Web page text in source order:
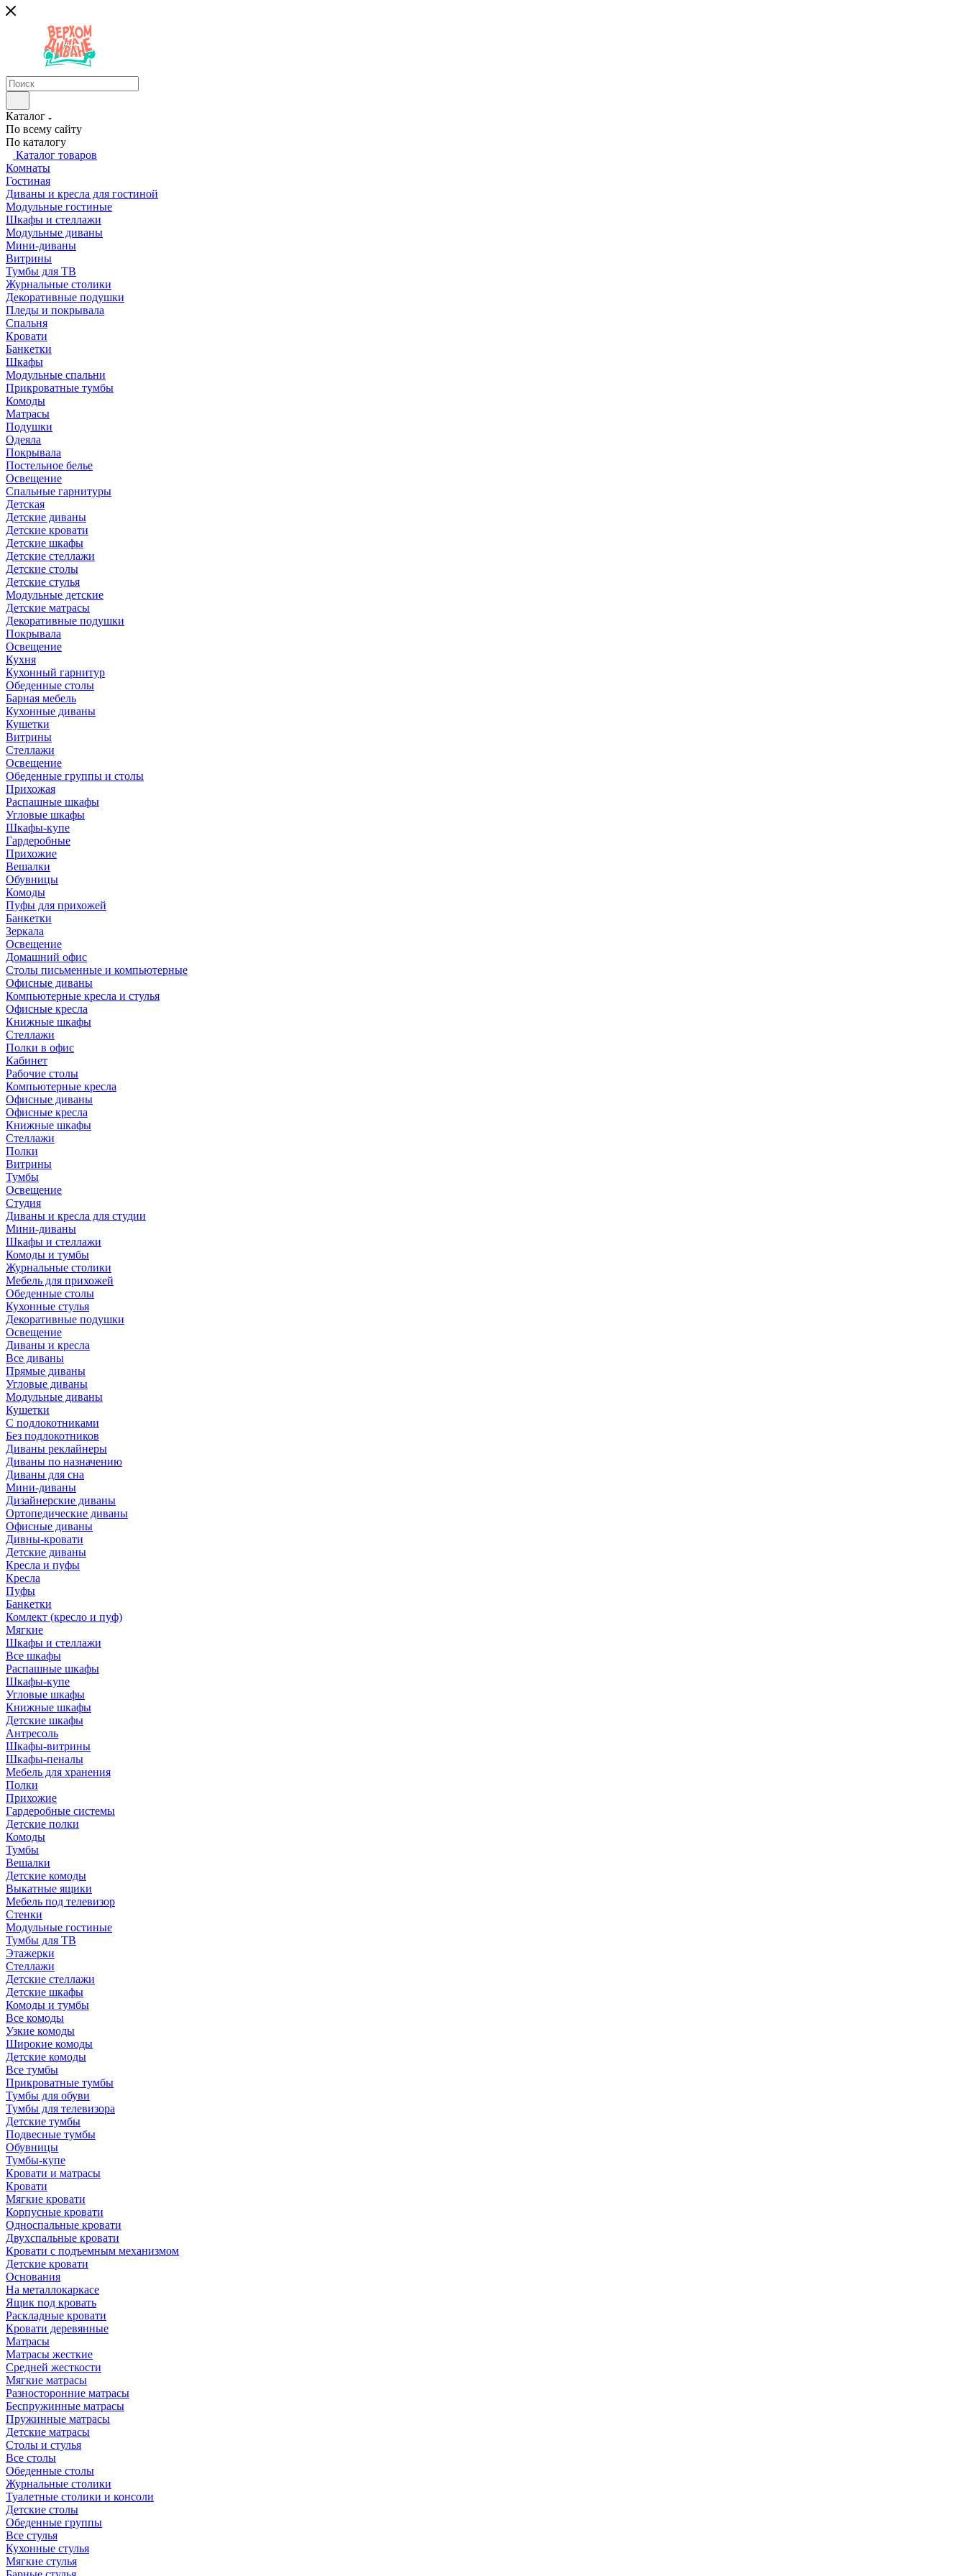
Каталог
По всему сайту
По каталогу
Каталог товаров
Комнаты
Гостиная
Диваны и кресла для гостиной
Модульные гостиные
Шкафы и стеллажи
Модульные диваны
Мини-диваны
Витрины
Тумбы для ТВ
Журнальные столики
Декоративные подушки
Пледы и покрывала
Спальня
Кровати
Банкетки
Шкафы
Модульные спальни
Прикроватные тумбы
Комоды
Матрасы
Подушки
Одеяла
Покрывала
Постельное белье
Освещение
Спальные гарнитуры
Детская
Детские диваны
Детские кровати
Детские шкафы
Детские стеллажи
Детские столы
Детские стулья
Модульные детские
Детские матрасы
Декоративные подушки
Покрывала
Освещение
Кухня
Кухонный гарнитур
Обеденные столы
Барная мебель
Кухонные диваны
Кушетки
Витрины
Стеллажи
Освещение
Обеденные группы и столы
Прихожая
Распашные шкафы
Угловые шкафы
Шкафы-купе
Гардеробные
Прихожие
Вешалки
Обувницы
Комоды
Пуфы для прихожей
Банкетки
Зеркала
Освещение
Домашний офис
Столы письменные и компьютерные
Офисные диваны
Компьютерные кресла и стулья
Офисные кресла
Книжные шкафы
Стеллажи
Полки в офис
Кабинет
Рабочие столы
Компьютерные кресла
Офисные диваны
Офисные кресла
Книжные шкафы
Стеллажи
Полки
Витрины
Тумбы
Освещение
Студия
Диваны и кресла для студии
Мини-диваны
Шкафы и стеллажи
Комоды и тумбы
Журнальные столики
Мебель для прихожей
Обеденные столы
Кухонные стулья
Декоративные подушки
Освещение
Диваны и кресла
Все диваны
Прямые диваны
Угловые диваны
Модульные диваны
Кушетки
С подлокотниками
Без подлокотников
Диваны реклайнеры
Диваны по назначению
Диваны для сна
Мини-диваны
Дизайнерские диваны
Ортопедические диваны
Офисные диваны
Дивны-кровати
Детские диваны
Кресла и пуфы
Кресла
Пуфы
Банкетки
Комлект (кресло и пуф)
Мягкие
Шкафы и стеллажи
Все шкафы
Распашные шкафы
Шкафы-купе
Угловые шкафы
Книжные шкафы
Детские шкафы
Антресоль
Шкафы-витрины
Шкафы-пеналы
Мебель для хранения
Полки
Прихожие
Гардеробные системы
Детские полки
Комоды
Тумбы
Вешалки
Детские комоды
Выкатные ящики
Мебель под телевизор
Стенки
Модульные гостиные
Тумбы для ТВ
Этажерки
Стеллажи
Детские стеллажи
Детские шкафы
Комоды и тумбы
Все комоды
Узкие комоды
Широкие комоды
Детские комоды
Все тумбы
Прикроватные тумбы
Тумбы для обуви
Тумбы для телевизора
Детские тумбы
Подвесные тумбы
Обувницы
Тумбы-купе
Кровати и матрасы
Кровати
Мягкие кровати
Корпусные кровати
Односпальные кровати
Двухспальные кровати
Кровати с подъемным механизмом
Детские кровати
Основания
На металлокаркасе
Ящик под кровать
Раскладные кровати
Кровати деревянные
Матрасы
Матрасы жесткие
Средней жесткости
Мягкие матрасы
Разносторонние матрасы
Беспружинные матрасы
Пружинные матрасы
Детские матрасы
Столы и стулья
Все столы
Обеденные столы
Журнальные столики
Туалетные столики и консоли
Детские столы
Обеденные группы
Все стулья
Кухонные стулья
Мягкие стулья